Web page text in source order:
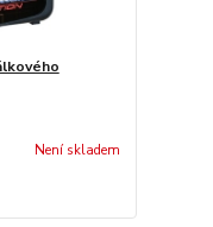
Není skladem